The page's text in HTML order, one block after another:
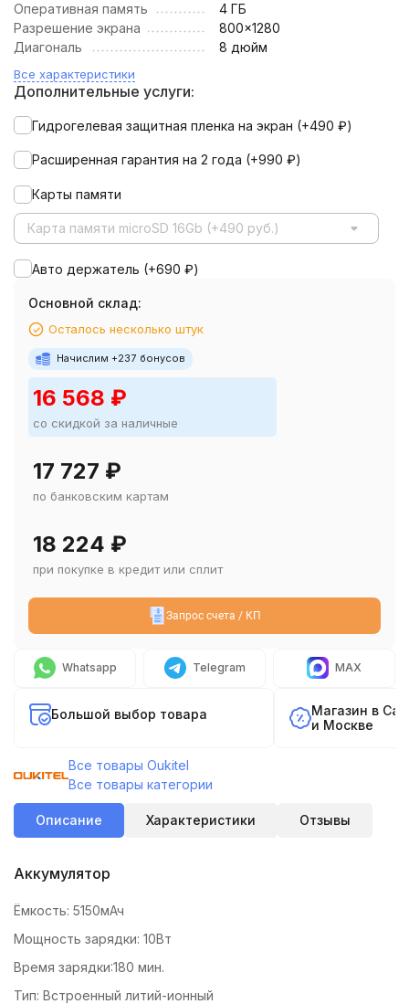
Оперативная память
4 ГБ
Разрешение экрана
800x1280
Диагональ
8 дюйм
Все характеристики
Дополнительные услуги:
Гидрогелевая защитная пленка на экран (+490 ₽)
Расширенная гарантия на 2 года (+990 ₽)
Карты памяти
Карта памяти microSD 16Gb (+490 руб.)
Авто держатель (+690 ₽)
Основной склад:
Осталось несколько штук
Начислим +237 бонусов
16 568 ₽
со скидкой за наличные
17 727 ₽
по банковским картам
18 224 ₽
при покупке в кредит или сплит
Запрос счета / КП
Whatsapp Telegram MAX
Большой выбор товара
Магазин в
и Москве
Все товары Oukitel
Все товары категории
Описание Характеристики Отзывы
Аккумулятор
Ёмкость: 5150мАч
Мощность зарядки: 10Вт
Время зарядки:180 мин.
Тип: Встроенный литий-ионный